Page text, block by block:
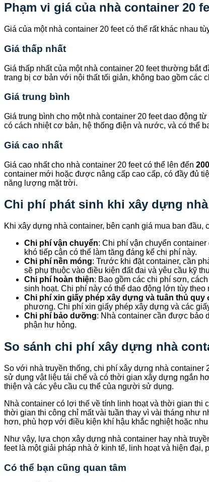
Phạm vi giá của nhà container 20
Giá của một nhà container 20 feet có thể rất khác nhau
Giá thấp nhất
Giá thấp nhất của một nhà container 20 feet thường bắt
trang bị cơ bản với nội thất tối giản, không bao gồm các
Giá trung bình
Giá trung bình cho một nhà container 20 feet dao động từ
có cách nhiệt cơ bản, hệ thống điện và nước, và có thể
Giá cao nhất
Giá cao nhất cho nhà container 20 feet có thể lên đến
container mới hoặc được nâng cấp cao cấp, có đầy đủ
năng lượng mặt trời.
Chi phí phát sinh khi xây dựng
Khi xây dựng nhà container, bên cạnh giá mua ban đầu,
Chi phí vận chuyển: Chi phí vận chuyển
khó tiếp cận có thể làm tăng đáng kể chi phí này.
Chi phí nền móng: Trước khi đặt container, cần
sẽ phụ thuộc vào điều kiện đất đai và yêu cầu kỹ
Chi phí hoàn thiện: Bao gồm các chi phí sơn,
sinh hoạt. Chi phí này có thể dao động lớn tùy
Chi phí xin giấy phép xây dựng và tuân thủ quy
phương. Chi phí xin giấy phép xây dựng và các
Chi phí bảo dưỡng: Nhà container cần được bảo
phận hư hỏng.
So sánh chi phí xây dựng nhà
So với nhà truyền thống, chi phí xây dựng nhà
sử dụng vật liệu tái chế và có thời gian xây dựng ngắn
thiện và các yêu cầu cụ thể của người sử dụng.
Nhà container có lợi thế về tính linh hoạt và thời gian
thời gian thi công chỉ mất vài tuần thay vì vài tháng như
hơn, phù hợp với điều kiện khí hậu khắc nghiệt hoặc
Như vậy, lựa chọn xây dựng nhà container hay nhà
feet là một giải pháp nhà ở kinh tế, linh hoạt và hiện
Có thể bạn cũng quan tâm